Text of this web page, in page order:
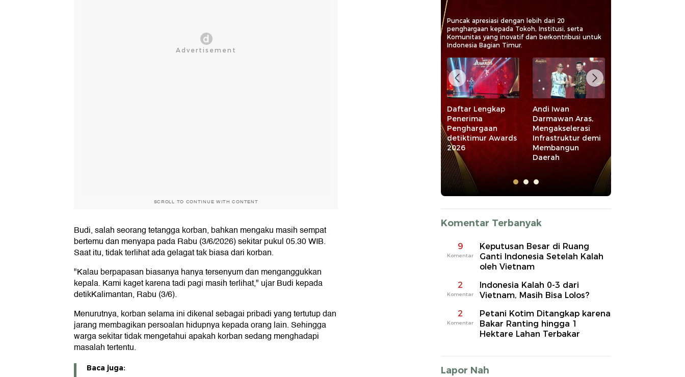
SCROLL TO CONTINUE WITH CONTENT
Budi, salah seorang tetangga korban, bahkan mengaku masih sempat
bertemu dan menyapa pada Rabu (3/6/2026) sekitar pukul 05.30 WIB.
Saat itu, tidak terlihat ada gelagat tak biasa dari korban.
"Kalau berpapasan biasanya hanya tersenyum dan menganggukkan
kepala. Kami kaget karena tadi pagi masih terlihat," ujar Budi kepada
detikKalimantan, Rabu (3/6).
Menurutnya, korban selama ini dikenal sebagai pribadi yang tertutup dan
jarang membagikan persoalan hidupnya kepada orang lain. Sehingga
warga sekitar tidak mengetahui apakah korban sedang menghadapi
masalah tertentu.
Baca juga:
Puncak apresiasi dengan lebih dari 20
penghargaan kepada Tokoh, Institusi, serta
Komunitas yang inovatif dan berkontribusi untuk
Indonesia Bagian Timur.
Daftar Lengkap
Penerima
Penghargaan
detiktimur Awards
2026
Andi Iwan
Darmawan Aras,
Mengakselerasi
Infrastruktur demi
Membangun
Daerah
Komentar Terbanyak
9
Komentar
Keputusan Besar di Ruang
Ganti Indonesia Setelah Kalah
oleh Vietnam
2
Komentar
Indonesia Kalah 0-3 dari
Vietnam, Masih Bisa Lolos?
2
Komentar
Petani Kotim Ditangkap karena
Bakar Ranting hingga 1
Hektare Lahan Terbakar
Lapor Nah